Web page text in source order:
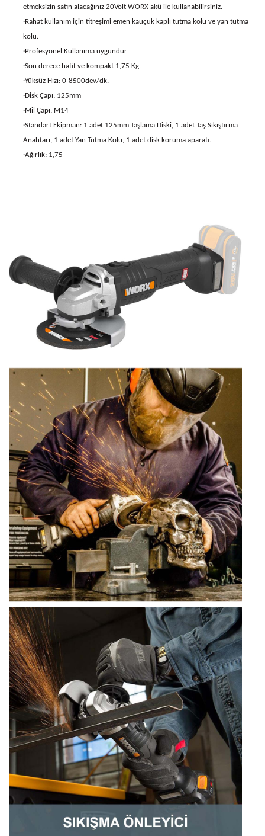
etmeksizin satın alacağınız 20Volt WORX akü ile kullanabilirsiniz.
·Rahat kullanım için titreşimi emen kauçuk kaplı tutma kolu ve yan tutma
kolu.
·Profesyonel Kullanıma uygundur
·Son derece hafif ve kompakt 1,75 Kg.
·Yüksüz Hızı: 0-8500dev/dk.
·Disk Çapı: 125mm
·Mil Çapı: M14
·Standart Ekipman: 1 adet 125mm Taşlama Diski, 1 adet Taş Sıkıştırma
Anahtarı, 1 adet Yan Tutma Kolu, 1 adet disk koruma aparatı.
·Ağırlık: 1,75